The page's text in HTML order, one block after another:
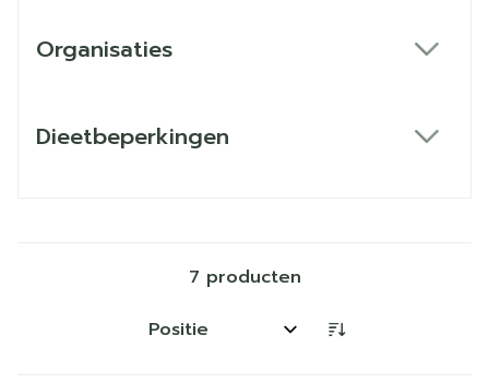
Organisaties
Dieetbeperkingen
7 producten
Sorteer op: